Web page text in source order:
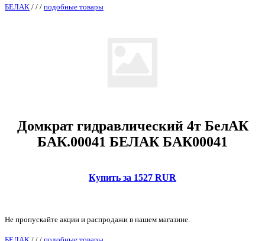
БЕЛАК / / / подобные товары
Домкрат гидравлический 4т БелАК
БАК.00041 БЕЛАК БАК00041
Купить за 1527 RUR
Не пропускайте акции и распродажи в нашем магазине.